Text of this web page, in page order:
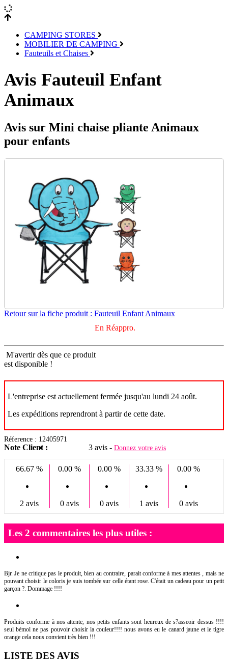
CAMPING STORES
MOBILIER DE CAMPING
Fauteuils et Chaises
Avis Fauteuil Enfant
Animaux
Avis sur Mini chaise pliante Animaux
pour enfants
Retour sur la fiche produit : Fauteuil Enfant Animaux
En Réappro.
M'avertir dès que ce produit
est disponible !
L'entreprise est actuellement fermée jusqu'au lundi 24 août.
Les expéditions reprendront à partir de cette date.
Réference : 12405971
Note Client : 3 avis - Donnez votre avis
66.67 %
2 avis
0.00 %
0 avis
0.00 %
0 avis
33.33 %
1 avis
0.00 %
0 avis
Les 2 commentaires les plus utiles :
Bjr. Je ne critique pas le produit, bien au contraire, parait conforme à mes attentes , mais ne
pouvant choisir le coloris je suis tombée sur celle étant rose. C'était un cadeau pour un petit
garçon ?. Dommage !!!!
Produits conforme à nos attente, nos petits enfants sont heureux de s?asseoir dessus !!!!
seul bémol ne pas pouvoir choisir la couleur!!!! nous avons eu le canard jaune et le tigre
orange cela nous convient très bien !!!
LISTE DES AVIS